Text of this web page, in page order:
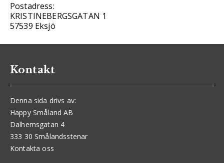
Postadress:
KRISTINEBERGSGATAN 1
57539 Eksjö
Kontakt
Denna sida drivs av:
Happy Småland AB
Dalhemsgatan 4
333 30 Smålandsstenar
Kontakta oss